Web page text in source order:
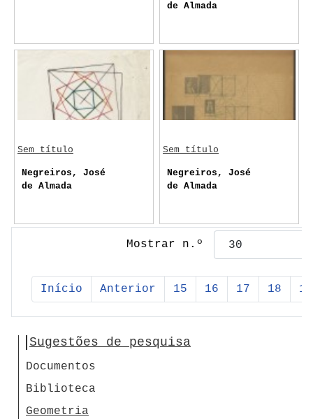
Mostrar n.º
Início Anterior 15 16 17 18 19
de Almada
Sem título
Negreiros, José
de Almada
Sem título
Negreiros, José
de Almada
Sugestões de pesquisa
Documentos
Biblioteca
Geometria